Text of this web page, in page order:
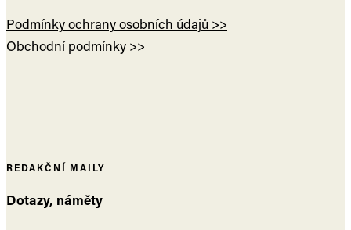
Podmínky ochrany osobních údajů >>
Obchodní podmínky >>
REDAKČNÍ MAILY
Dotazy, náměty